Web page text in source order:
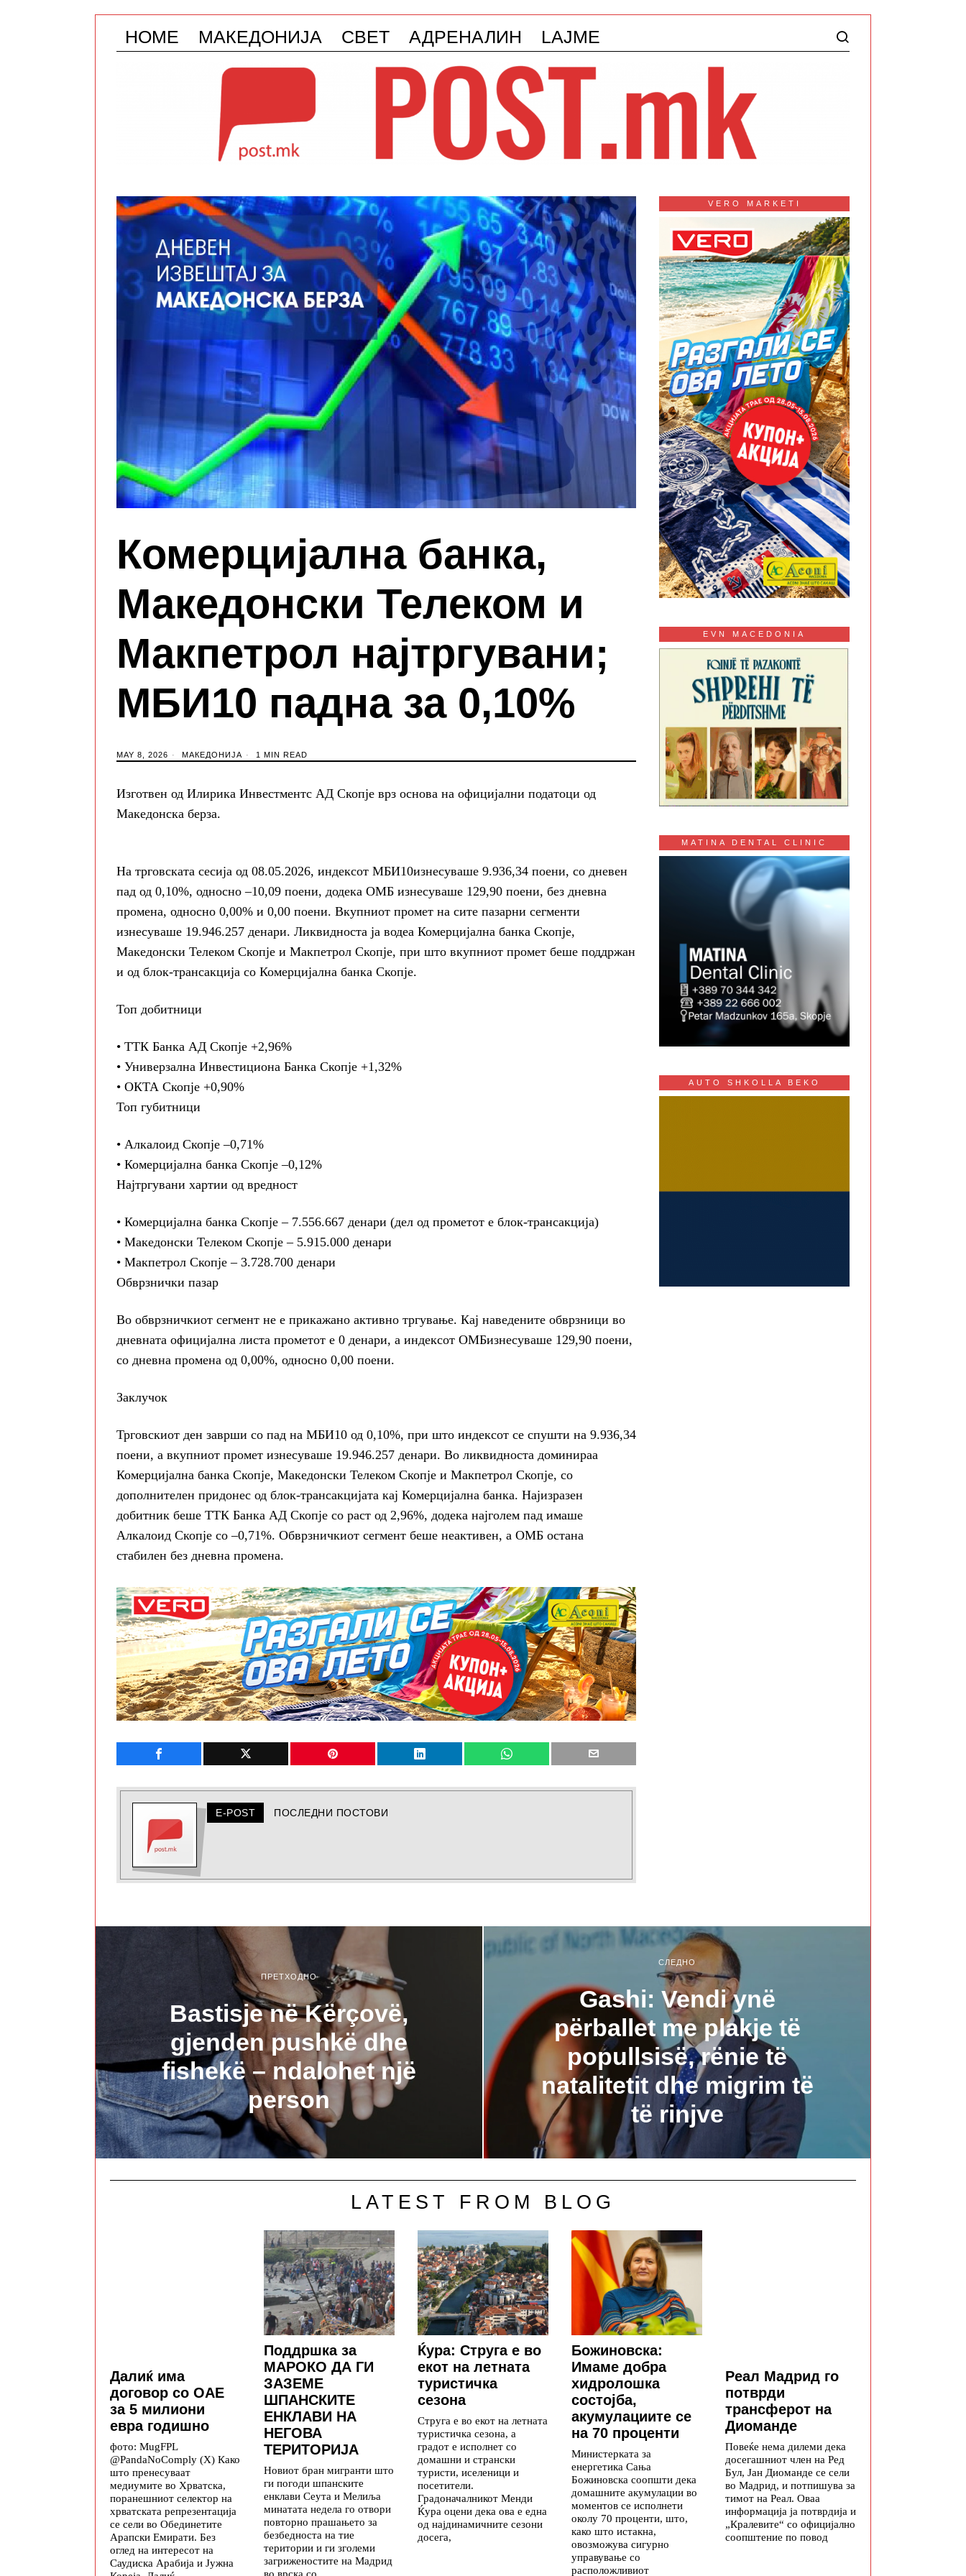
HOME МАКЕДОНИЈА СВЕТ АДРЕНАЛИН LAJME
Комерцијална банка,
Македонски Телеком и
Макпетрол најтргувани;
МБИ10 падна за 0,10%
MAY 8, 2026 МАКЕДОНИЈА 1 MIN READ
Изготвен од Илирика Инвестментс АД Скопје врз основа на официјални податоци од
Македонска берза.
На трговската сесија од 08.05.2026, индексот МБИ10изнесуваше 9.936,34 поени, со дневен
пад од 0,10%, односно–10,09 поени, додека ОМБ изнесуваше 129,90 поени, без дневна
промена, односно 0,00% и 0,00 поени. Вкупниот промет на сите пазарни сегменти
изнесуваше 19.946.257 денари. Ликвидноста ја водеа Комерцијална банка Скопје,
Македонски Телеком Скопје и Макпетрол Скопје, при што вкупниот промет беше поддржан
и од блок-трансакција со Комерцијална банка Скопје.
Топ добитници
• ТТК Банка АД Скопје +2,96%
• Универзална Инвестициона Банка Скопје +1,32%
• ОКТА Скопје +0,90%
Топ губитници
• Алкалоид Скопје –0,71%
• Комерцијална банка Скопје –0,12%
Најтргувани хартии од вредност
• Комерцијална банка Скопје – 7.556.667 денари (дел од прометот е блок-трансакција)
• Македонски Телеком Скопје – 5.915.000 денари
• Макпетрол Скопје – 3.728.700 денари
Обврзнички пазар
Во обврзничкиот сегмент не е прикажано активно тргување. Кај наведените обврзници во
дневната официјална листа прометот е 0 денари, а индексот ОМБизнесуваше 129,90 поени,
со дневна промена од 0,00%, односно 0,00 поени.
Заклучок
Трговскиот ден заврши со пад на МБИ10 од 0,10%, при што индексот се спушти на 9.936,34
поени, а вкупниот промет изнесуваше 19.946.257 денари. Во ликвидноста доминираа
Комерцијална банка Скопје, Македонски Телеком Скопје и Макпетрол Скопје, со
дополнителен придонес од блок-трансакцијата кај Комерцијална банка. Најизразен
добитник беше ТТК Банка АД Скопје со раст од 2,96%, додека најголем пад имаше
Алкалоид Скопје со–0,71%. Обврзничкиот сегмент беше неактивен, а ОМБ остана
стабилен без дневна промена.
E-POST ПОСЛЕДНИ ПОСТОВИ
VERO MARKETI
EVN MACEDONIA
MATINA DENTAL CLINIC
AUTO SHKOLLA BEKO
ПРЕТХОДНО
Bastisje në Kërçovë,
gjenden pushkë dhe
fishekë – ndalohet një
person
СЛЕДНО
Gashi: Vendi ynë
përballet me plakje të
popullsisë, rënie të
natalitetit dhe migrim të
të rinjve
LATEST FROM BLOG
Далиќ има
договор со ОАЕ
за 5 милиони
евра годишно
фото: MugFPL
@PandaNoComply (X) Како
што пренесуваат
медиумите во Хрватска,
поранешниот селектор на
хрватската репрезентација
се сели во Обединетите
Арапски Емирати. Без
оглед на интересот на
Саудиска Арабија и Јужна
Поддршка за
МАРОКО ДА ГИ
ЗАЗЕМЕ
ШПАНСКИТЕ
ЕНКЛАВИ НА
НЕГОВА
ТЕРИТОРИЈА
Новиот бран мигранти што
ги погоди шпанските
енклави Сеута и Мелиља
минатата недела го отвори
повторно прашањето за
безбедноста на тие
територии и ги зголеми
загриженостите на Мадрид
во врска со
Ќура: Струга е во
екот на летната
туристичка
сезона
Струга е во екот на летната
туристичка сезона, а
градот е исполнет со
домашни и странски
туристи, иселеници и
посетители.
Градоначалникот Менди
Ќура оцени дека ова е една
од најдинамичните сезони
досега,
Божиновска:
Имаме добра
хидролошка
состојба,
акумулациите се
на 70 проценти
Министерката за
енергетика Сања
Божиновска соопшти дека
домашните акумулации во
моментов се исполнети
околу 70 проценти, што,
како што истакна,
овозможува сигурно
управување со
расположливиот
Реал Мадрид го
потврди
трансферот на
Диоманде
Повеќе нема дилеми дека
досегашниот член на Ред
Бул, Јан Диоманде се сели
во Мадрид, и потпишува за
тимот на Реал. Оваа
информација ја потврдија и
„Кралевите“ со официјално
соопштение по повод